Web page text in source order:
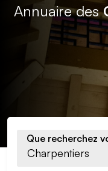
Annuaire des
Que recherchez